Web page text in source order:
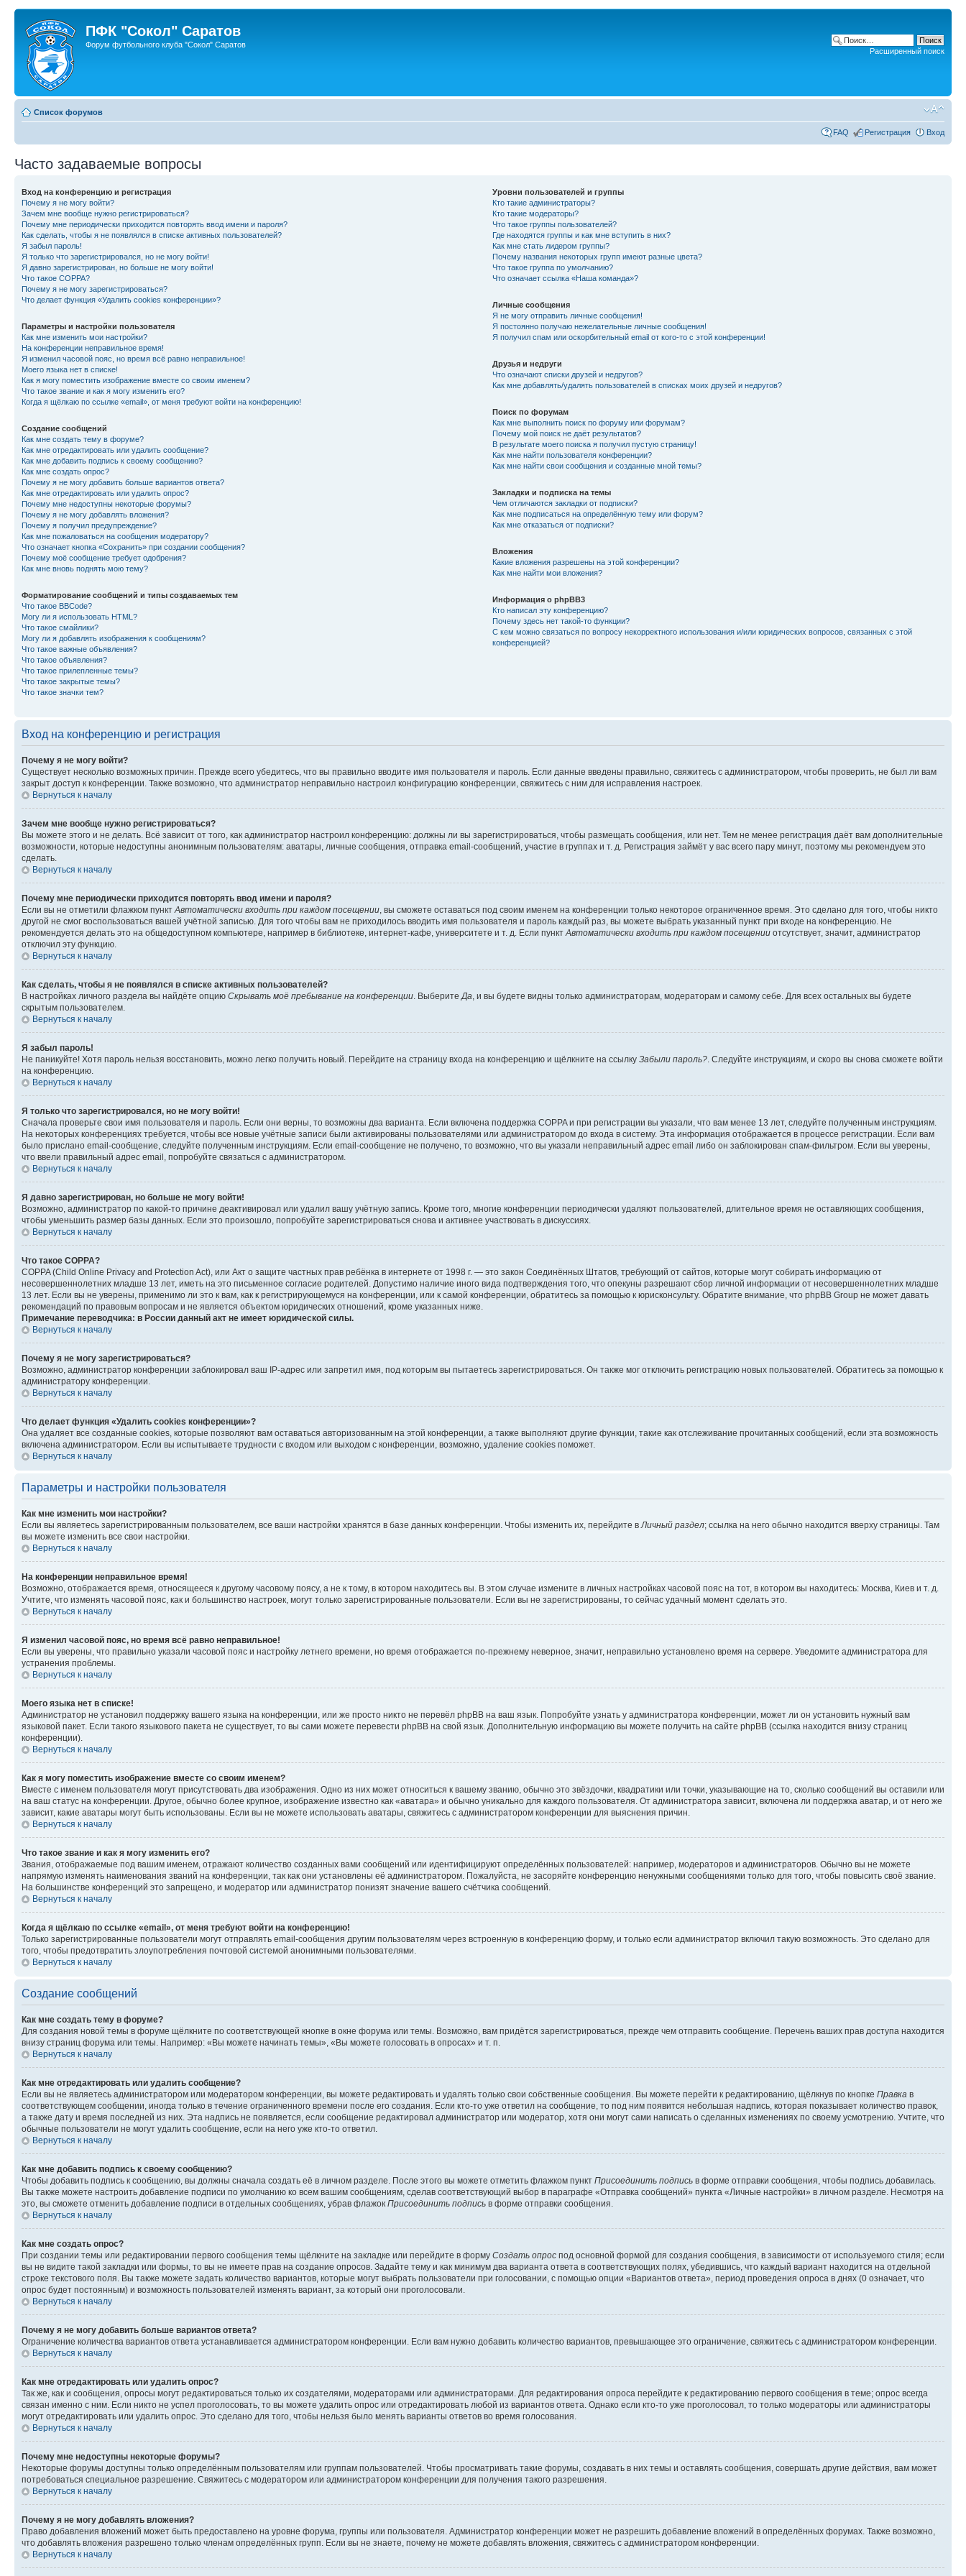
ПФК "Сокол" Саратов
Форум футбольного клуба "Сокол" Саратов
Расширенный поиск
Список форумов
FAQ Регистрация Вход
Часто задаваемые вопросы
Вход на конференцию и регистрация
Почему я не могу войти?
Зачем мне вообще нужно регистрироваться?
Почему мне периодически приходится повторять ввод имени и пароля?
Как сделать, чтобы я не появлялся в списке активных пользователей?
Я забыл пароль!
Я только что зарегистрировался, но не могу войти!
Я давно зарегистрирован, но больше не могу войти!
Что такое COPPA?
Почему я не могу зарегистрироваться?
Что делает функция «Удалить cookies конференции»?
Параметры и настройки пользователя
Как мне изменить мои настройки?
На конференции неправильное время!
Я изменил часовой пояс, но время всё равно неправильное!
Моего языка нет в списке!
Как я могу поместить изображение вместе со своим именем?
Что такое звание и как я могу изменить его?
Когда я щёлкаю по ссылке «email», от меня требуют войти на конференцию!
Создание сообщений
Как мне создать тему в форуме?
Как мне отредактировать или удалить сообщение?
Как мне добавить подпись к своему сообщению?
Как мне создать опрос?
Почему я не могу добавить больше вариантов ответа?
Как мне отредактировать или удалить опрос?
Почему мне недоступны некоторые форумы?
Почему я не могу добавлять вложения?
Почему я получил предупреждение?
Как мне пожаловаться на сообщения модератору?
Что означает кнопка «Сохранить» при создании сообщения?
Почему моё сообщение требует одобрения?
Как мне вновь поднять мою тему?
Форматирование сообщений и типы создаваемых тем
Что такое BBCode?
Могу ли я использовать HTML?
Что такое смайлики?
Могу ли я добавлять изображения к сообщениям?
Что такое важные объявления?
Что такое объявления?
Что такое прилепленные темы?
Что такое закрытые темы?
Что такое значки тем?
Уровни пользователей и группы
Кто такие администраторы?
Кто такие модераторы?
Что такое группы пользователей?
Где находятся группы и как мне вступить в них?
Как мне стать лидером группы?
Почему названия некоторых групп имеют разные цвета?
Что такое группа по умолчанию?
Что означает ссылка «Наша команда»?
Личные сообщения
Я не могу отправить личные сообщения!
Я постоянно получаю нежелательные личные сообщения!
Я получил спам или оскорбительный email от кого-то с этой конференции!
Друзья и недруги
Что означают списки друзей и недругов?
Как мне добавлять/удалять пользователей в списках моих друзей и недругов?
Поиск по форумам
Как мне выполнить поиск по форуму или форумам?
Почему мой поиск не даёт результатов?
В результате моего поиска я получил пустую страницу!
Как мне найти пользователя конференции?
Как мне найти свои сообщения и созданные мной темы?
Закладки и подписка на темы
Чем отличаются закладки от подписки?
Как мне подписаться на определённую тему или форум?
Как мне отказаться от подписки?
Вложения
Какие вложения разрешены на этой конференции?
Как мне найти мои вложения?
Информация о phpBB3
Кто написал эту конференцию?
Почему здесь нет такой-то функции?
С кем можно связаться по вопросу некорректного использования и/или юридических вопросов, связанных с этой
конференцией?
Вход на конференцию и регистрация
Почему я не могу войти?
Существует несколько возможных причин. Прежде всего убедитесь, что вы правильно вводите имя пользователя и пароль. Если данные введены правильно, свяжитесь с администратором, чтобы проверить, не был ли вам
закрыт доступ к конференции. Также возможно, что администратор неправильно настроил конфигурацию конференции, свяжитесь с ним для исправления настроек.
Вернуться к началу
Зачем мне вообще нужно регистрироваться?
Вы можете этого и не делать. Всё зависит от того, как администратор настроил конференцию: должны ли вы зарегистрироваться, чтобы размещать сообщения, или нет. Тем не менее регистрация даёт вам дополнительные
возможности, которые недоступны анонимным пользователям: аватары, личные сообщения, отправка email-сообщений, участие в группах и т. д. Регистрация займёт у вас всего пару минут, поэтому мы рекомендуем это
сделать.
Вернуться к началу
Почему мне периодически приходится повторять ввод имени и пароля?
Если вы не отметили флажком пунктАвтоматически входить при каждом посещении, вы сможете оставаться под своим именем на конференции только некоторое ограниченное время. Это сделано для того, чтобы никто
другой не смог воспользоваться вашей учётной записью. Для того чтобы вам не приходилось вводить имя пользователя и пароль каждый раз, вы можете выбрать указанный пункт при входе на конференцию. Не
рекомендуется делать это на общедоступном компьютере, например в библиотеке, интернет-кафе, университете и т. д. Если пунктАвтоматически входить при каждом посещении отсутствует, значит, администратор
отключил эту функцию.
Вернуться к началу
Как сделать, чтобы я не появлялся в списке активных пользователей?
В настройках личного раздела вы найдёте опцию Скрывать моё пребывание на конференции. ВыберитеДа, и вы будете видны только администраторам, модераторам и самому себе. Для всех остальных вы будете
скрытым пользователем.
Вернуться к началу
Я забыл пароль!
Не паникуйте! Хотя пароль нельзя восстановить, можно легко получить новый. Перейдите на страницу входа на конференцию и щёлкните на ссылку Забыли пароль?. Следуйте инструкциям, и скоро вы снова сможете войти
на конференцию.
Вернуться к началу
Я только что зарегистрировался, но не могу войти!
Сначала проверьте свои имя пользователя и пароль. Если они верны, то возможны два варианта. Если включена поддержка COPPA и при регистрации вы указали, что вам менее 13 лет, следуйте полученным инструкциям.
На некоторых конференциях требуется, чтобы все новые учётные записи были активированы пользователями или администратором до входа в систему. Эта информация отображается в процессе регистрации. Если вам
было прислано email-сообщение, следуйте полученным инструкциям. Если email-сообщение не получено, то возможно, что вы указали неправильный адрес email либо он заблокирован спам-фильтром. Если вы уверены,
что ввели правильный адрес email, попробуйте связаться с администратором.
Вернуться к началу
Я давно зарегистрирован, но больше не могу войти!
Возможно, администратор по какой-то причине деактивировал или удалил вашу учётную запись. Кроме того, многие конференции периодически удаляют пользователей, длительное время не оставляющих сообщения,
чтобы уменьшить размер базы данных. Если это произошло, попробуйте зарегистрироваться снова и активнее участвовать в дискуссиях.
Вернуться к началу
Что такое COPPA?
COPPA (Child Online Privacy and Protection Act), или Акт о защите частных прав ребёнка в интернете от 1998 г. — это закон Соединённых Штатов, требующий от сайтов, которые могут собирать информацию от
несовершеннолетних младше 13 лет, иметь на это письменное согласие родителей. Допустимо наличие иного вида подтверждения того, что опекуны разрешают сбор личной информации от несовершеннолетних младше
13 лет. Если вы не уверены, применимо ли это к вам, как к регистрирующемуся на конференции, или к самой конференции, обратитесь за помощью к юрисконсульту. Обратите внимание, что phpBB Group не может давать
рекомендаций по правовым вопросам и не является объектом юридических отношений, кроме указанных ниже.
Примечание переводчика: в России данный акт не имеет юридической силы.
Вернуться к началу
Почему я не могу зарегистрироваться?
Возможно, администратор конференции заблокировал ваш IP-адрес или запретил имя, под которым вы пытаетесь зарегистрироваться. Он также мог отключить регистрацию новых пользователей. Обратитесь за помощью к
администратору конференции.
Вернуться к началу
Что делает функция «Удалить cookies конференции»?
Она удаляет все созданные cookies, которые позволяют вам оставаться авторизованным на этой конференции, а также выполняют другие функции, такие как отслеживание прочитанных сообщений, если эта возможность
включена администратором. Если вы испытываете трудности с входом или выходом с конференции, возможно, удаление cookies поможет.
Вернуться к началу
Параметры и настройки пользователя
Как мне изменить мои настройки?
Если вы являетесь зарегистрированным пользователем, все ваши настройки хранятся в базе данных конференции. Чтобы изменить их, перейдите вЛичный раздел; ссылка на него обычно находится вверху страницы. Там
вы можете изменить все свои настройки.
Вернуться к началу
На конференции неправильное время!
Возможно, отображается время, относящееся к другому часовому поясу, а не к тому, в котором находитесь вы. В этом случае измените в личных настройках часовой пояс на тот, в котором вы находитесь: Москва, Киев и т. д.
Учтите, что изменять часовой пояс, как и большинство настроек, могут только зарегистрированные пользователи. Если вы не зарегистрированы, то сейчас удачный момент сделать это.
Вернуться к началу
Я изменил часовой пояс, но время всё равно неправильное!
Если вы уверены, что правильно указали часовой пояс и настройку летнего времени, но время отображается по-прежнему неверное, значит, неправильно установлено время на сервере. Уведомите администратора для
устранения проблемы.
Вернуться к началу
Моего языка нет в списке!
Администратор не установил поддержку вашего языка на конференции, или же просто никто не перевёл phpBB на ваш язык. Попробуйте узнать у администратора конференции, может ли он установить нужный вам
языковой пакет. Если такого языкового пакета не существует, то вы сами можете перевести phpBB на свой язык. Дополнительную информацию вы можете получить на сайте phpBB (ссылка находится внизу страниц
конференции).
Вернуться к началу
Как я могу поместить изображение вместе со своим именем?
Вместе с именем пользователя могут присутствовать два изображения. Одно из них может относиться к вашему званию, обычно это звёздочки, квадратики или точки, указывающие на то, сколько сообщений вы оставили или
на ваш статус на конференции. Другое, обычно более крупное, изображение известно как «аватара» и обычно уникально для каждого пользователя. От администратора зависит, включена ли поддержка аватар, и от него же
зависит, какие аватары могут быть использованы. Если вы не можете использовать аватары, свяжитесь с администратором конференции для выяснения причин.
Вернуться к началу
Что такое звание и как я могу изменить его?
Звания, отображаемые под вашим именем, отражают количество созданных вами сообщений или идентифицируют определённых пользователей: например, модераторов и администраторов. Обычно вы не можете
напрямую изменять наименования званий на конференции, так как они установлены её администратором. Пожалуйста, не засоряйте конференцию ненужными сообщениями только для того, чтобы повысить своё звание.
На большинстве конференций это запрещено, и модератор или администратор понизят значение вашего счётчика сообщений.
Вернуться к началу
Когда я щёлкаю по ссылке «email», от меня требуют войти на конференцию!
Только зарегистрированные пользователи могут отправлять email-сообщения другим пользователям через встроенную в конференцию форму, и только если администратор включил такую возможность. Это сделано для
того, чтобы предотвратить злоупотребления почтовой системой анонимными пользователями.
Вернуться к началу
Создание сообщений
Как мне создать тему в форуме?
Для создания новой темы в форуме щёлкните по соответствующей кнопке в окне форума или темы. Возможно, вам придётся зарегистрироваться, прежде чем отправить сообщение. Перечень ваших прав доступа находится
внизу страниц форума или темы. Например: «Вы можете начинать темы», «Вы можете голосовать в опросах» и т. п.
Вернуться к началу
Как мне отредактировать или удалить сообщение?
Если вы не являетесь администратором или модератором конференции, вы можете редактировать и удалять только свои собственные сообщения. Вы можете перейти к редактированию, щёлкнув по кнопке Правка в
соответствующем сообщении, иногда только в течение ограниченного времени после его создания. Если кто-то уже ответил на сообщение, то под ним появится небольшая надпись, которая показывает количество правок,
а также дату и время последней из них. Эта надпись не появляется, если сообщение редактировал администратор или модератор, хотя они могут сами написать о сделанных изменениях по своему усмотрению. Учтите, что
обычные пользователи не могут удалить сообщение, если на него уже кто-то ответил.
Вернуться к началу
Как мне добавить подпись к своему сообщению?
Чтобы добавить подпись к сообщению, вы должны сначала создать её в личном разделе. После этого вы можете отметить флажком пункт Присоединить подпись в форме отправки сообщения, чтобы подпись добавилась.
Вы также можете настроить добавление подписи по умолчанию ко всем вашим сообщениям, сделав соответствующий выбор в параграфе «Отправка сообщений» пункта «Личные настройки» в личном разделе. Несмотря на
это, вы сможете отменить добавление подписи в отдельных сообщениях, убрав флажок Присоединить подпись в форме отправки сообщения.
Вернуться к началу
Как мне создать опрос?
При создании темы или редактировании первого сообщения темы щёлкните на закладке или перейдите в форму Создать опрос под основной формой для создания сообщения, в зависимости от используемого стиля; если
вы не видите такой закладки или формы, то вы не имеете прав на создание опросов. Задайте тему и как минимум два варианта ответа в соответствующих полях, убедившись, что каждый вариант находится на отдельной
строке текстового поля. Вы также можете задать количество вариантов, которые могут выбрать пользователи при голосовании, с помощью опции «Вариантов ответа», период проведения опроса в днях (0 означает, что
опрос будет постоянным) и возможность пользователей изменять вариант, за который они проголосовали.
Вернуться к началу
Почему я не могу добавить больше вариантов ответа?
Ограничение количества вариантов ответа устанавливается администратором конференции. Если вам нужно добавить количество вариантов, превышающее это ограничение, свяжитесь с администратором конференции.
Вернуться к началу
Как мне отредактировать или удалить опрос?
Так же, как и сообщения, опросы могут редактироваться только их создателями, модераторами или администраторами. Для редактирования опроса перейдите к редактированию первого сообщения в теме; опрос всегда
связан именно с ним. Если никто не успел проголосовать, то вы можете удалить опрос или отредактировать любой из вариантов ответа. Однако если кто-то уже проголосовал, то только модераторы или администраторы
могут отредактировать или удалить опрос. Это сделано для того, чтобы нельзя было менять варианты ответов во время голосования.
Вернуться к началу
Почему мне недоступны некоторые форумы?
Некоторые форумы доступны только определённым пользователям или группам пользователей. Чтобы просматривать такие форумы, создавать в них темы и оставлять сообщения, совершать другие действия, вам может
потребоваться специальное разрешение. Свяжитесь с модератором или администратором конференции для получения такого разрешения.
Вернуться к началу
Почему я не могу добавлять вложения?
Право добавления вложений может быть предоставлено на уровне форума, группы или пользователя. Администратор конференции может не разрешить добавление вложений в определённых форумах. Также возможно,
что добавлять вложения разрешено только членам определённых групп. Если вы не знаете, почему не можете добавлять вложения, свяжитесь с администратором конференции.
Вернуться к началу